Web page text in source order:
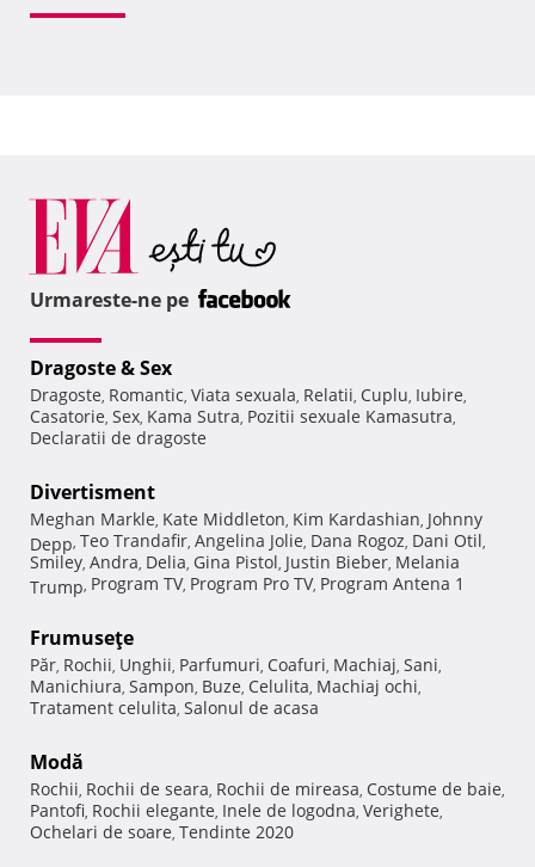
Urmareste-ne pe
Dragoste & Sex
Dragoste, Romantic, Viata sexuala, Relatii, Cuplu, Iubire,
Casatorie, Sex, Kama Sutra, Pozitii sexuale Kamasutra,
Declaratii de dragoste
Divertisment
Meghan Markle, Kate Middleton, Kim Kardashian, Johnny
Depp, Teo Trandafir, Angelina Jolie, Dana Rogoz, Dani Otil,
Smiley, Andra, Delia, Gina Pistol, Justin Bieber, Melania
Trump, Program TV, Program Pro TV, Program Antena 1
Frumuseţe
Păr, Rochii, Unghii, Parfumuri, Coafuri, Machiaj, Sani,
Manichiura, Sampon, Buze, Celulita, Machiaj ochi,
Tratament celulita, Salonul de acasa
Modă
Rochii, Rochii de seara, Rochii de mireasa, Costume de baie,
Pantofi, Rochii elegante, Inele de logodna, Verighete,
Ochelari de soare, Tendinte 2020